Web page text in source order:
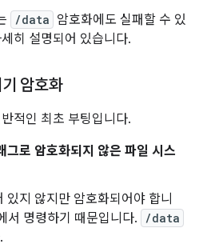
/data 암호화에도 실패할 수 있
히 설명되어 있습니다.
암호화
적인 최초 부팅입니다.
그로 암호화되지 않은 파일 시스
있지 않지만 암호화되어야 합니
서 명령하기 때문입니다. /data